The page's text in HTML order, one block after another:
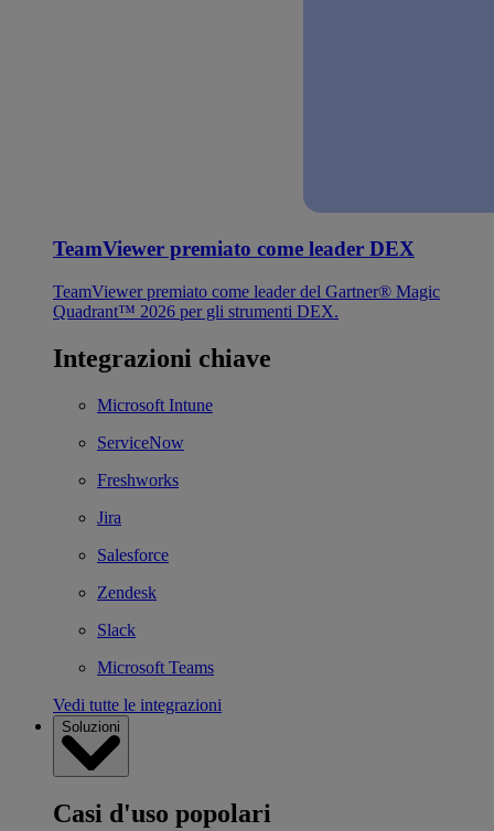
TeamViewer premiato come leader DEX
TeamViewer premiato come leader del Gartner® Magic
Quadrant™ 2026 per gli strumenti DEX.
Integrazioni chiave
Microsoft Intune
ServiceNow
Freshworks
Jira
Salesforce
Zendesk
Slack
Microsoft Teams
Vedi tutte le integrazioni
Soluzioni
Casi d'uso popolari